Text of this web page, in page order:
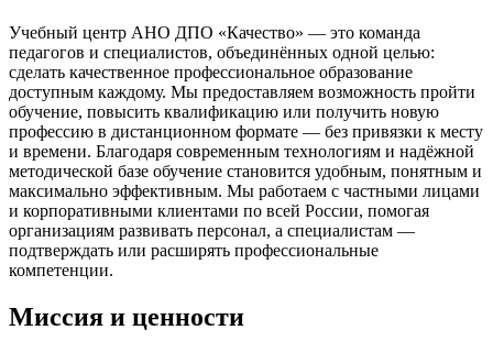
Учебный центр АНО ДПО «Качество» — это команда
педагогов и специалистов, объединённых одной целью:
сделать качественное профессиональное образование
доступным каждому. Мы предоставляем возможность пройти
обучение, повысить квалификацию или получить новую
профессию в дистанционном формате — без привязки к месту
и времени. Благодаря современным технологиям и надёжной
методической базе обучение становится удобным, понятным и
максимально эффективным. Мы работаем с частными лицами
и корпоративными клиентами по всей России, помогая
организациям развивать персонал, а специалистам —
подтверждать или расширять профессиональные
компетенции.
Миссия и ценности